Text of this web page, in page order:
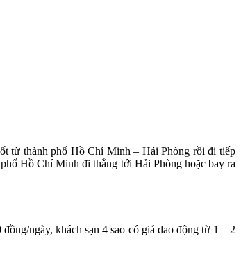
từ thành phố Hồ Chí Minh – Hải Phòng rồi đi tiếp
Hồ Chí Minh đi thẳng tới Hải Phòng hoặc bay ra
ngày, khách sạn 4 sao có giá dao động từ 1 – 2